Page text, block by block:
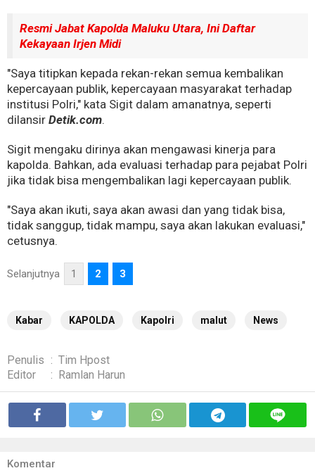
Resmi Jabat Kapolda Maluku Utara, Ini Daftar
Kekayaan Irjen Midi
"Saya titipkan kepada rekan-rekan semua kembalikan
kepercayaan publik, kepercayaan masyarakat terhadap
institusi Polri," kata Sigit dalam amanatnya, seperti
dilansir Detik.com.
Sigit mengaku dirinya akan mengawasi kinerja para
kapolda. Bahkan, ada evaluasi terhadap para pejabat Polri
jika tidak bisa mengembalikan lagi kepercayaan publik.
"Saya akan ikuti, saya akan awasi dan yang tidak bisa,
tidak sanggup, tidak mampu, saya akan lakukan evaluasi,"
cetusnya.
Selanjutnya 1 2 3
Kabar KAPOLDA Kapolri malut News
Penulis : Tim Hpost
Editor
: Ramlan Harun
Komentar